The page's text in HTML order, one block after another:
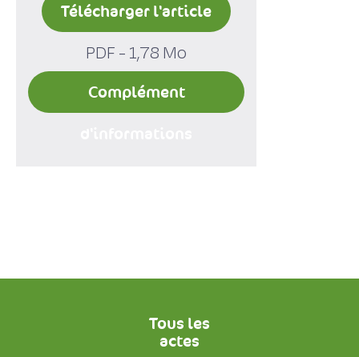
Télécharger l'article
PDF - 1,78 Mo
Complément
Tous les
actes